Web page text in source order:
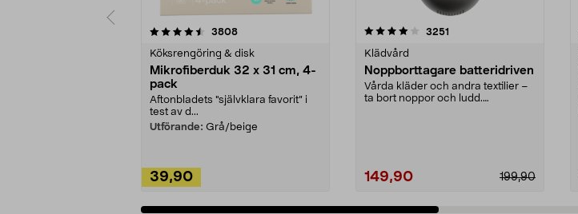
3808recensioner
Köksrengöring & disk
Mikrofiberduk 32 x 31 cm, 4-
pack
Aftonbladets "självklara favorit” i
test av d...
Utförande: Grå/beige
39,90
4.0av 5 stjärnor 3251
Klädvård
Noppborttagare batteridriven
Vårda kläder och andra textilier –
ta bort noppor och ludd.
199,90
149,90
4.5av 5 stjärnor